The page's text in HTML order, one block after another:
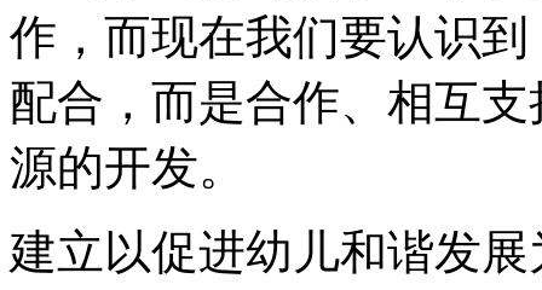
作，而现在我们要认识
配合，而是合作、相互
源的开发。
建立以促进幼儿和谐发